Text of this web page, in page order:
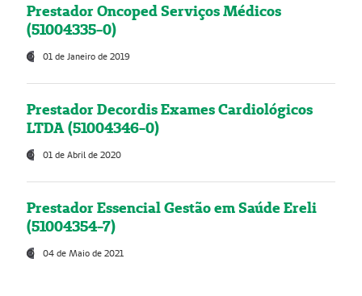
Prestador Oncoped Serviços Médicos
(51004335-0)
01 de Janeiro de 2019
Prestador Decordis Exames Cardiológicos
LTDA (51004346-0)
01 de Abril de 2020
Prestador Essencial Gestão em Saúde Ereli
(51004354-7)
04 de Maio de 2021